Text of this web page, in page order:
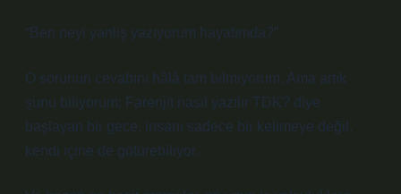
“Ben neyi yanlış yazıyorum hayatımda?”
O sorunun cevabını hâlâ tam bilmiyorum. Ama artık
şunu biliyorum: Farenjit nasıl yazılır TDK? diye
başlayan bir gece, insanı sadece bir kelimeye değil,
kendi içine de götürebiliyor.